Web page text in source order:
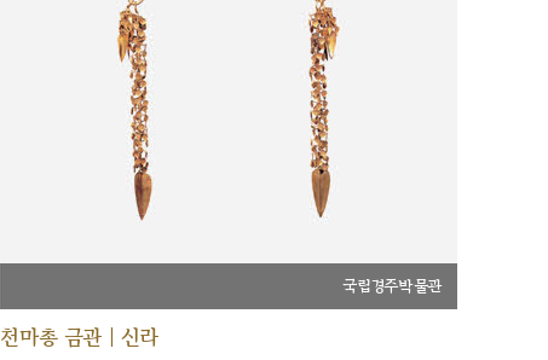
국립경주박물관
천마총 금관 | 신라